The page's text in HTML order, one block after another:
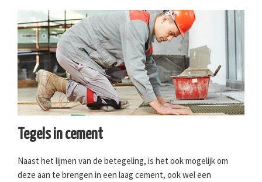
Tegels in cement
Naast het lijmen van de betegeling, is het ook mogelijk om
deze aan te brengen in een laag cement, ook wel een